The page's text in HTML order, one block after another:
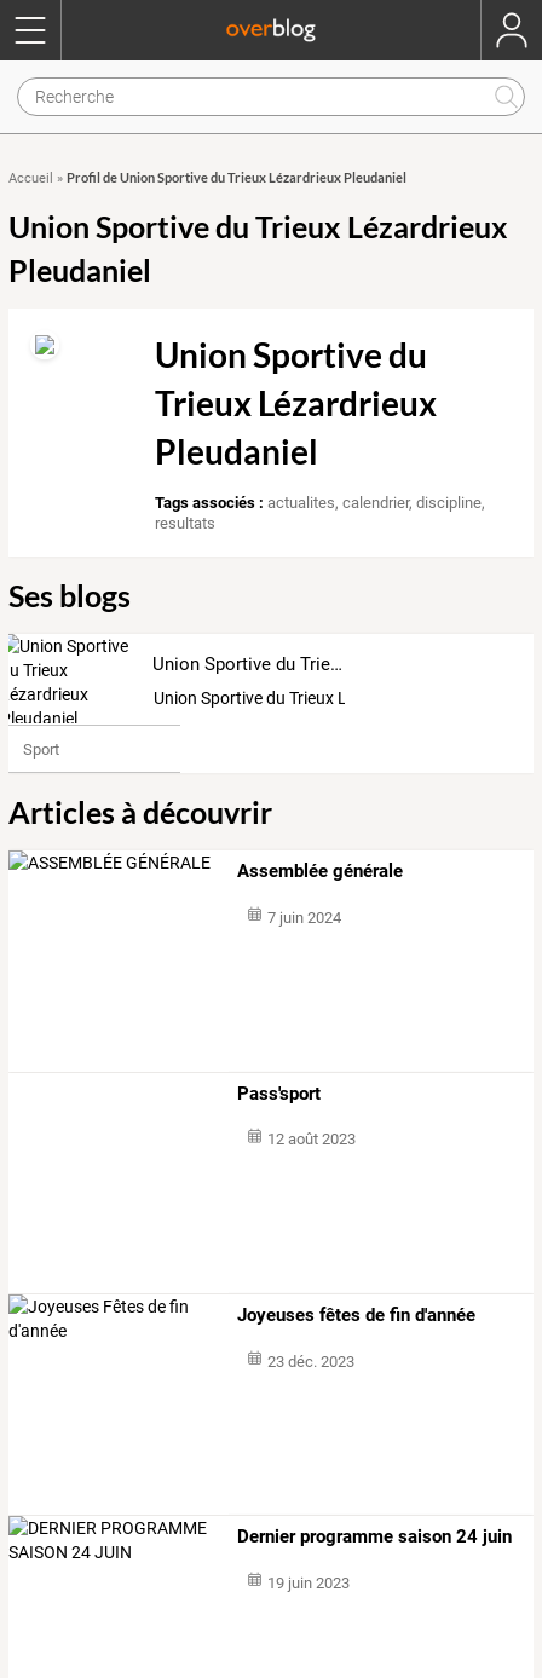
Accueil » Profil de Union Sportive du Trieux Lézardrieux Pleudaniel
Union Sportive du Trieux Lézardrieux
Pleudaniel
Union Sportive du
Trieux Lézardrieux
Pleudaniel
Tags associés : actualites,calendrier,discipline,
resultats
Ses blogs
Union Sportive du Trieux Lézardrieux Pleudaniel
Union Sportive du Trieux Lézardrieux Pleudaniel
Sport
Articles à découvrir
Assemblée générale
7 juin 2024
Pass'sport
12 août 2023
Joyeuses fêtes de fin d'année
23 déc. 2023
Dernier programme saison 24 juin
19 juin 2023